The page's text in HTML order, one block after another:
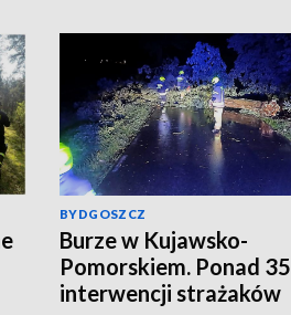
BYDGOSZCZ
Burze w Kujawsko-
Pomorskiem. Ponad 35
interwencji strażaków